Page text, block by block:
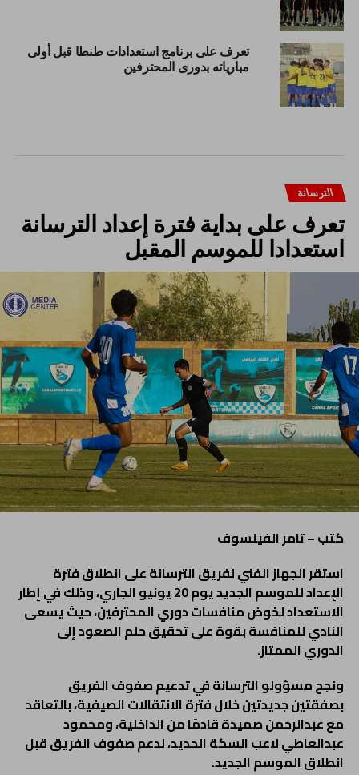
تعرف على برنامج استعدادات طنطا قبل أولى
مبارياته بدورى المحترفين
الترسانة
تعرف على بداية فترة إعداد الترسانة
استعدادا للموسم المقبل
كتب – تامر الفيلسوف
استقر الجهاز الفني لفريق الترسانة على انطلاق فترة
الإعداد للموسم الجديد يوم 20 يونيو الجاري، وذلك في إطار
الاستعداد لخوض منافسات دوري المحترفين، حيث يسعى
النادي للمنافسة بقوة على تحقيق حلم الصعود إلى
الدوري الممتاز.
ونجح مسؤولو الترسانة في تدعيم صفوف الفريق
بصفقتين جديدتين خلال فترة الانتقالات الصيفية، بالتعاقد
مع عبدالرحمن صميدة قادمًا من الداخلية، ومحمود
عبدالعاطي لاعب السكة الحديد، لدعم صفوف الفريق قبل
انطلاق الموسم الجديد.